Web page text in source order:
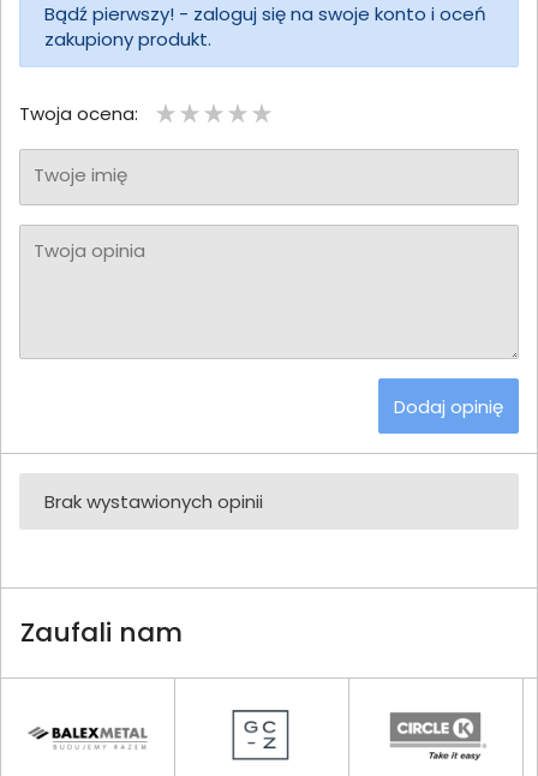
Bądź pierwszy! - zaloguj się na swoje konto i oceń
zakupiony produkt.
Twoja ocena:
Twoje imię
Twoja opinia
Dodaj opinię
Brak wystawionych opinii
Zaufali nam